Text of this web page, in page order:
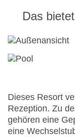
Das
Dieses Resort
Rezeption. Zu
gehören eine
eine